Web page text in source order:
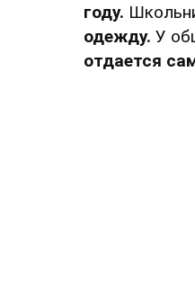
году.
одежду. У
отдается